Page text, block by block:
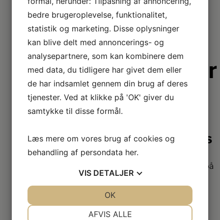
Derfor er
vi lidt
bedre
2+2 års
garanti
Vi har udvidet garanti på
udvalgte produkter
– så du er sikret i 4 år.
bedre brugeroplevelse, funktionalitet,
statistik og marketing. Disse oplysninger
kan blive delt med annoncerings- og
analysepartnere, som kan kombinere dem
med data, du tidligere har givet dem eller
de har indsamlet gennem din brug af deres
tjenester. Ved at klikke på 'OK' giver du
samtykke til disse formål.
Læs mere om vores brug af cookies og
behandling af persondata her.
VIS DETALJER
AFVIS ALLE
OK